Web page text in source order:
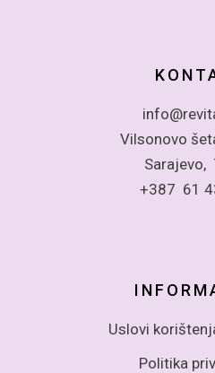
Vilsonovo
Sarajevo,
+387 61
Uslovi
Politika